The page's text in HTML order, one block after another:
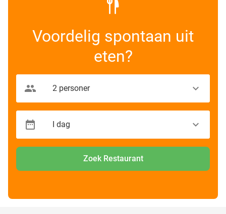
Voordelig spontaan uit
eten?
Zoek Restaurant